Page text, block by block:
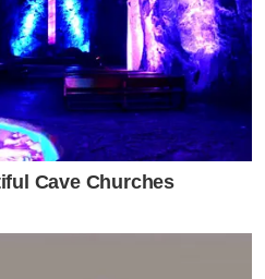
Cave Churches